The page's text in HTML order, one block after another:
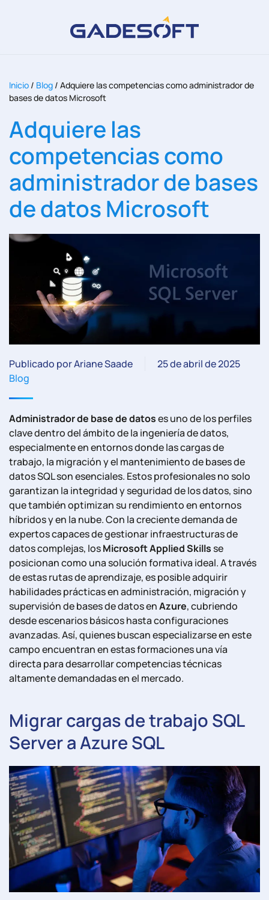
Inicio / Blog / Adquiere las competencias como administrador de
bases de datos Microsoft
Adquiere las
competencias como
administrador de bases
de datos Microsoft
Publicado por Ariane Saade
25 de abril de 2025
Blog
Administrador de base de datoses uno de los perfiles
clave dentro del ámbito de la ingeniería de datos,
especialmente en entornos donde las cargas de
trabajo, la migración y el mantenimiento de bases de
datos SQL son esenciales. Estos profesionales no solo
garantizan la integridad y seguridad de los datos, sino
que también optimizan su rendimiento en entornos
híbridos y en la nube. Con la creciente demanda de
expertos capaces de gestionar infraestructuras de
datos complejas, losMicrosoft Applied Skillsse
posicionan como una solución formativa ideal. A través
de estas rutas de aprendizaje, es posible adquirir
habilidades prácticas en administración, migración y
supervisión de bases de datos enAzure, cubriendo
desde escenarios básicos hasta configuraciones
avanzadas. Así, quienes buscan especializarse en este
campo encuentran en estas formaciones una vía
directa para desarrollar competencias técnicas
altamente demandadas en el mercado.
Migrar cargas de trabajo SQL
Server a Azure SQL